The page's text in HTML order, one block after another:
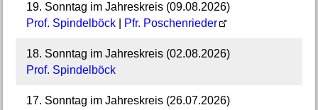
19. Sonntag im Jahreskreis (09.08.2026)
Prof. Spindelböck| Pfr. Poschenrieder
18. Sonntag im Jahreskreis (02.08.2026)
Prof. Spindelböck
17. Sonntag im Jahreskreis (26.07.2026)